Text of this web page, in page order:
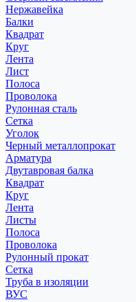
Нержавейка
Балки
Квадрат
Круг
Лента
Лист
Полоса
Проволока
Рулонная сталь
Сетка
Уголок
Черный металлопрокат
Арматура
Двутавровая балка
Квадрат
Круг
Лента
Листы
Полоса
Проволока
Рулонный прокат
Сетка
Труба в изоляции
ВУС